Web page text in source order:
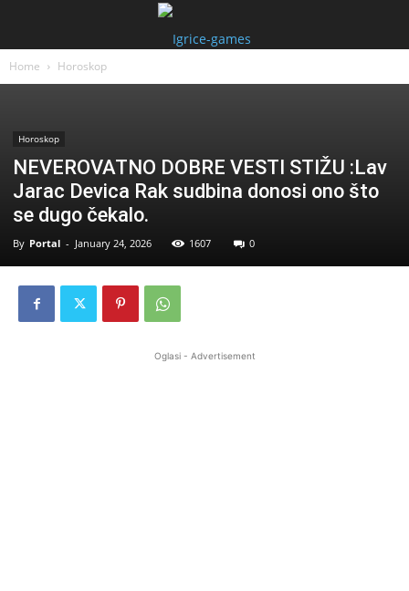
Home Horoskop
Horoskop
NEVEROVATNO DOBRE VESTI STIŽU :Lav
Jarac Devica Rak sudbina donosi ono što
se dugo čekalo.
By Portal - January 24, 2026 1607 0
Oglasi - Advertisement